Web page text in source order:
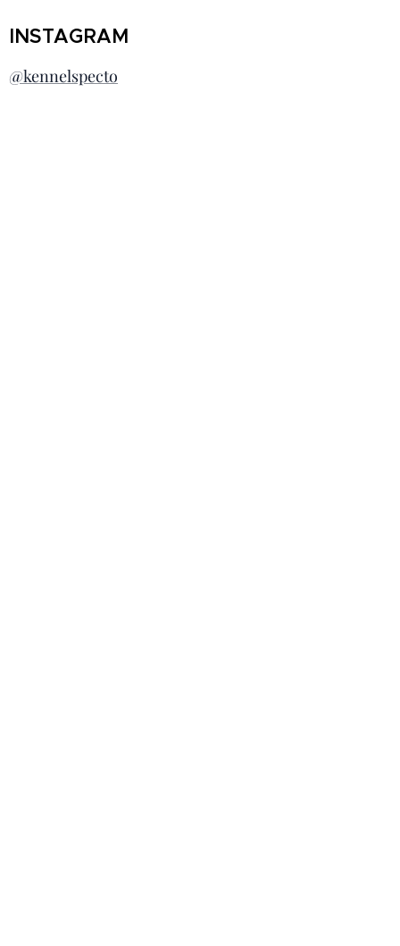
INSTAGRAM
@kennelspecto